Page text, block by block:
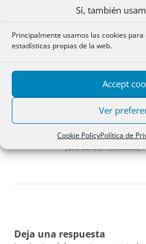
Sí, también
Principalmente usamos las cookies
estadísticas propias de la web.
Accept
Ver
Cookie PolicyPolítica de
Julio Burdiel Hernández,
Deja una respuesta